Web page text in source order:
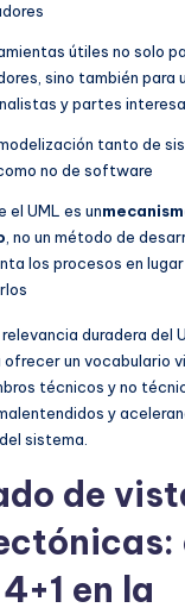
útiles no solo
sino también para
y partes
tanto de
no de software
el UML es un
, no un método de
los procesos en
relevancia duradera del
un vocabulario
técnicos y no
y
sistema.
de
en la